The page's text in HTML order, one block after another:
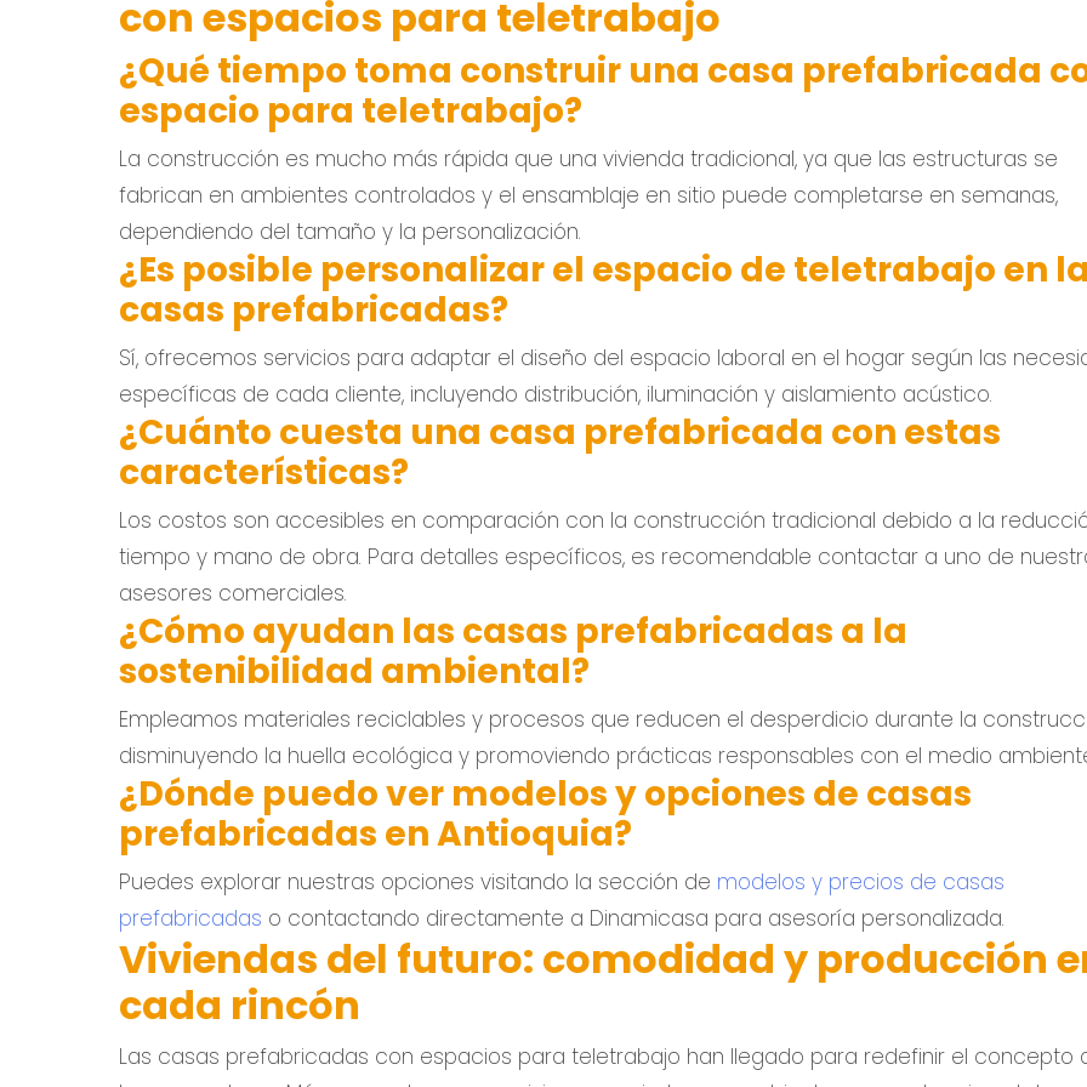
con espacios para teletrabajo
¿Qué tiempo toma construir una casa prefabricada
espacio para teletrabajo?
La construcción es mucho más rápida que una vivienda tradicional, ya que las estructuras se
fabrican en ambientes controlados y el ensamblaje en sitio puede completarse en semanas,
dependiendo del tamaño y la personalización.
¿Es posible personalizar el espacio de teletrabajo en
casas prefabricadas?
Sí, ofrecemos servicios para adaptar el diseño del espacio laboral en el hogar según las
específicas de cada cliente, incluyendo distribución, iluminación y aislamiento acústico.
¿Cuánto cuesta una casa prefabricada con estas
características?
Los costos son accesibles en comparación con la construcción tradicional debido a la
tiempo y mano de obra. Para detalles específicos, es recomendable contactar a uno de
asesores comerciales.
¿Cómo ayudan las casas prefabricadas a la
sostenibilidad ambiental?
Empleamos materiales reciclables y procesos que reducen el desperdicio durante la
disminuyendo la huella ecológica y promoviendo prácticas responsables con el medio
¿Dónde puedo ver modelos y opciones de casas
prefabricadas en Antioquia?
Puedes explorar nuestras opciones visitando la sección de modelos y precios de casas
prefabricadas o contactando directamente a Dinamicasa para asesoría personalizada.
Viviendas del futuro: comodidad y producción
cada rincón
Las casas prefabricadas con espacios para teletrabajo han llegado para redefinir el concepto